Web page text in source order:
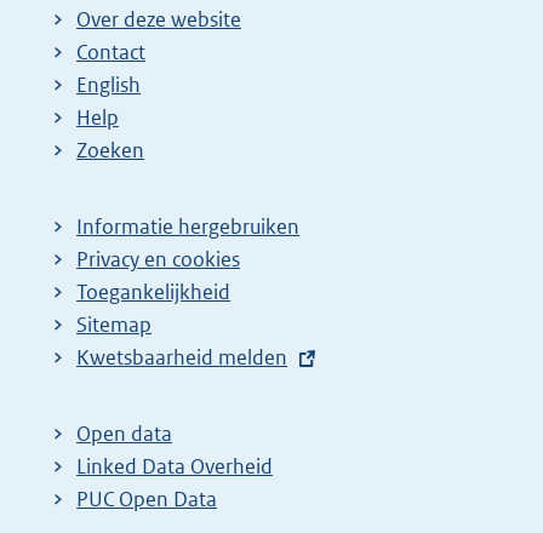
Over deze website
Contact
English
Help
Zoeken
Informatie hergebruiken
Privacy en cookies
Toegankelijkheid
Sitemap
E
t
e
r
Kwetsbaarheid melden
Open data
Linked Data Overheid
PUC Open Data